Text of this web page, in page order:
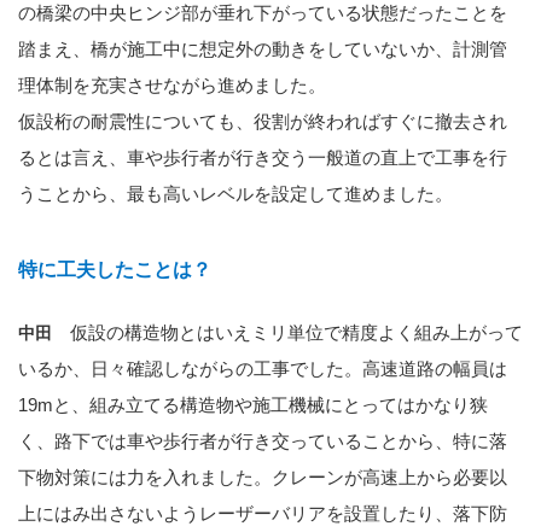
の橋梁の中央ヒンジ部が垂れ下がっている状態だったことを
踏まえ、橋が施工中に想定外の動きをしていないか、計測管
理体制を充実させながら進めました。
仮設桁の耐震性についても、役割が終わればすぐに撤去され
るとは言え、車や歩行者が行き交う一般道の直上で工事を行
うことから、最も高いレベルを設定して進めました。
特に工夫したことは？
中田
仮設の構造物とはいえミリ単位で精度よく組み上がって
いるか、日々確認しながらの工事でした。高速道路の幅員は
19mと、組み立てる構造物や施工機械にとってはかなり狭
く、路下では車や歩行者が行き交っていることから、特に落
下物対策には力を入れました。クレーンが高速上から必要以
上にはみ出さないようレーザーバリアを設置したり、落下防